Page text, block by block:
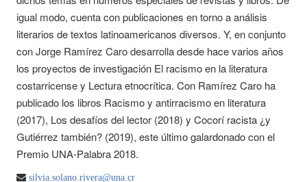
igual modo, cuenta con publicaciones en torno a análisis
literarios de textos latinoamericanos diversos. Y, en conjunto
con Jorge Ramírez Caro desarrolla desde hace varios años
los proyectos de investigación El racismo en la literatura
costarricense y Lectura etnocrítica. Con Ramírez Caro ha
publicado los libros Racismo y antirracismo en literatura
(2017), Los desafíos del lector (2018) y Cocorí racista ¿y
Gutiérrez también? (2019), este último galardonado con el
Premio UNA-Palabra 2018.
silvia.solano.rivera@una.cr